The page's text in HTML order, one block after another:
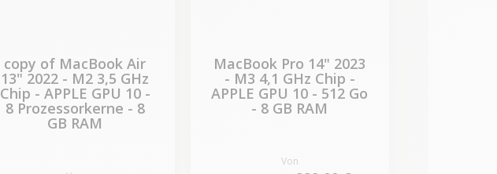
copy of MacBook Air
13" 2022 - M2 3,5 GHz
Chip - APPLE GPU 10 -
8 Prozessorkerne - 8
GB RAM
MacBook Pro 14" 2023
- M3 4,1 GHz Chip -
APPLE GPU 10 - 512 Go
- 8 GB RAM
Von